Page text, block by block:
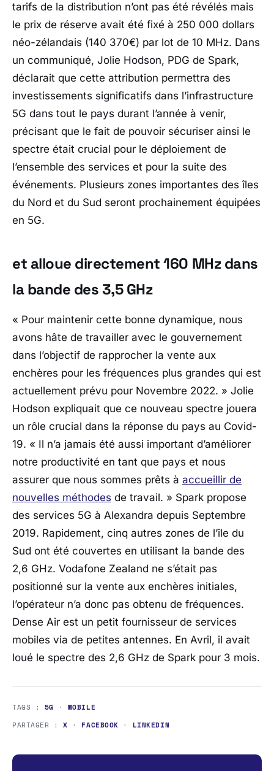
tarifs de la distribution n’ont pas été révélés mais
le prix de réserve avait été fixé à 250 000 dollars
néo-zélandais (140 370€) par lot de 10 MHz. Dans
un communiqué, Jolie Hodson, PDG de Spark,
déclarait que cette attribution permettra des
investissements significatifs dans l’infrastructure
5G dans tout le pays durant l’année à venir,
précisant que le fait de pouvoir sécuriser ainsi le
spectre était crucial pour le déploiement de
l’ensemble des services et pour la suite des
événements. Plusieurs zones importantes des îles
du Nord et du Sud seront prochainement équipées
en 5G.
et alloue directement 160 MHz dans
la bande des 3,5 GHz
« Pour maintenir cette bonne dynamique, nous
avons hâte de travailler avec le gouvernement
dans l’objectif de rapprocher la vente aux
enchères pour les fréquences plus grandes qui est
actuellement prévu pour Novembre 2022. » Jolie
Hodson expliquait que ce nouveau spectre jouera
un rôle crucial dans la réponse du pays au Covid-
19. « Il n’a jamais été aussi important d’améliorer
notre productivité en tant que pays et nous
assurer que nous sommes prêts à accueillir de
nouvelles méthodes de travail. » Spark propose
des services 5G à Alexandra depuis Septembre
2019. Rapidement, cinq autres zones de l’île du
Sud ont été couvertes en utilisant la bande des
2,6 GHz. Vodafone Zealand ne s’était pas
positionné sur la vente aux enchères initiales,
l’opérateur n’a donc pas obtenu de fréquences.
Dense Air est un petit fournisseur de services
mobiles via de petites antennes. En Avril, il avait
loué le spectre des 2,6 GHz de Spark pour 3 mois.
TAGS : 5G · MOBILE
PARTAGER :X · FACEBOOK · LINKEDIN